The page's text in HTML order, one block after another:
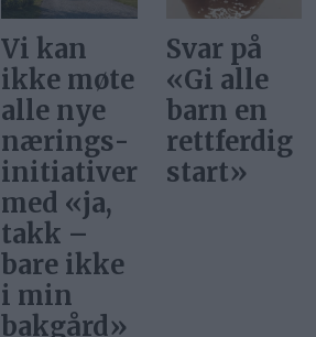
Svar på
«Gi alle
barn en
rettferdig
start»
Ønsker vi
at
bor i
Norge?